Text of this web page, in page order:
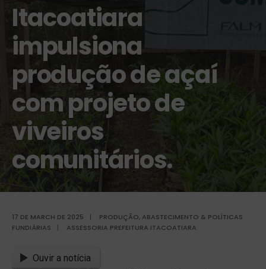
Itacoatiara
impulsiona
produção de açaí
com projeto de
viveiros
comunitários.
17 DE MARCH DE 2025 |
PRODUÇÃO, ABASTECIMENTO & POLÍTICAS
FUNDIÁRIAS
| ASSESSORIA PREFEITURA ITACOATIARA
Ouvir a notícia